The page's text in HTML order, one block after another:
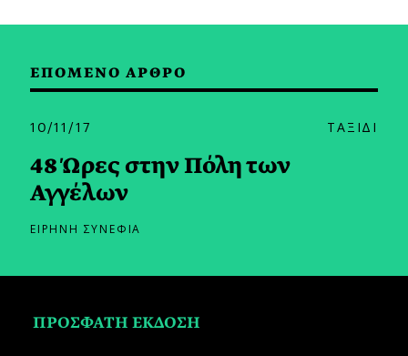
ΕΠΟΜΕΝΟ ΑΡΘΡΟ
10/11/17 ΤΑΞΙΔΙ
48 Ώρες στην Πόλη των
Αγγέλων
ΕΙΡΗΝΗ ΣΥΝΕΦΙΑ
ΠΡΟΣΦΑΤΗ ΕΚΔΟΣΗ